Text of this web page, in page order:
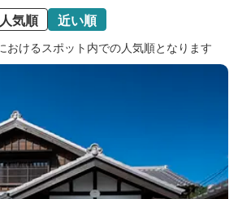
人気順 近い順
けるスポット内での人気順となります